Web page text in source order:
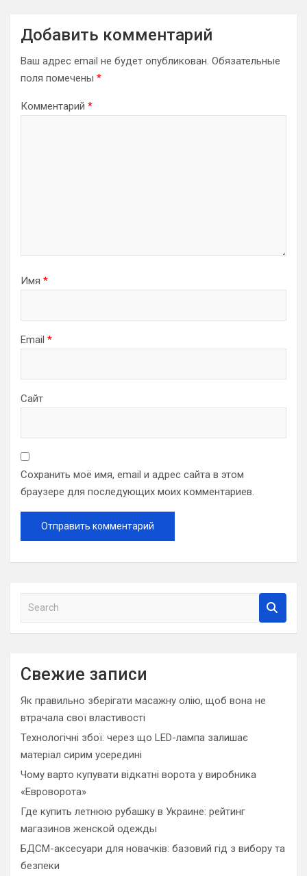
Добавить комментарий
Ваш адрес email не будет опубликован. Обязательные
поля помечены *
Комментарий *
Имя *
Email *
Сайт
Сохранить моё имя, email и адрес сайта в этом
браузере для последующих моих комментариев.
a
c
Свежие записи
Як правильно зберігати масажну олію, щоб вона не
втрачала свої властивості
Технологічні збої: через що LED-лампа залишає
матеріал сирим усередині
Чому варто купувати відкатні ворота у виробника
«Евроворота»
Где купить летнюю рубашку в Украине: рейтинг
магазинов женской одежды
БДСМ-аксесуари для новачків: базовий гід з вибору та
безпеки